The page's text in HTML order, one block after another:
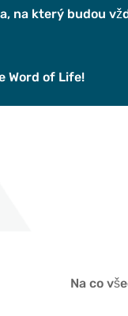
na který budou
Word of Life!
Na co